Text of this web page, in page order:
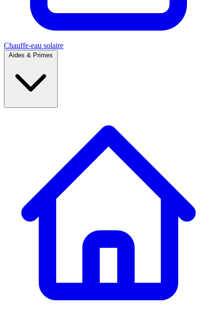
Chauffe-eau solaire